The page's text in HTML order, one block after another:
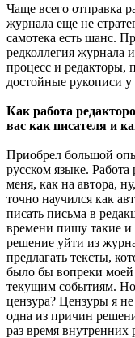
Чаще всего отправка
журнала еще не
самотека есть шанс.
редколлегия журнала
процесс и редакторы,
достойные рукописи
Как работа
вас как писателя и
Приобрел большой
русском языке. Работа
меня, как на автора,
точно научился как
писать письма в
времени пишу такие
решение уйти из
предлагать тексты,
было бы вопреки
текущим событиям.
цензура? Цензуры я
одна из причин
раз время внутренних